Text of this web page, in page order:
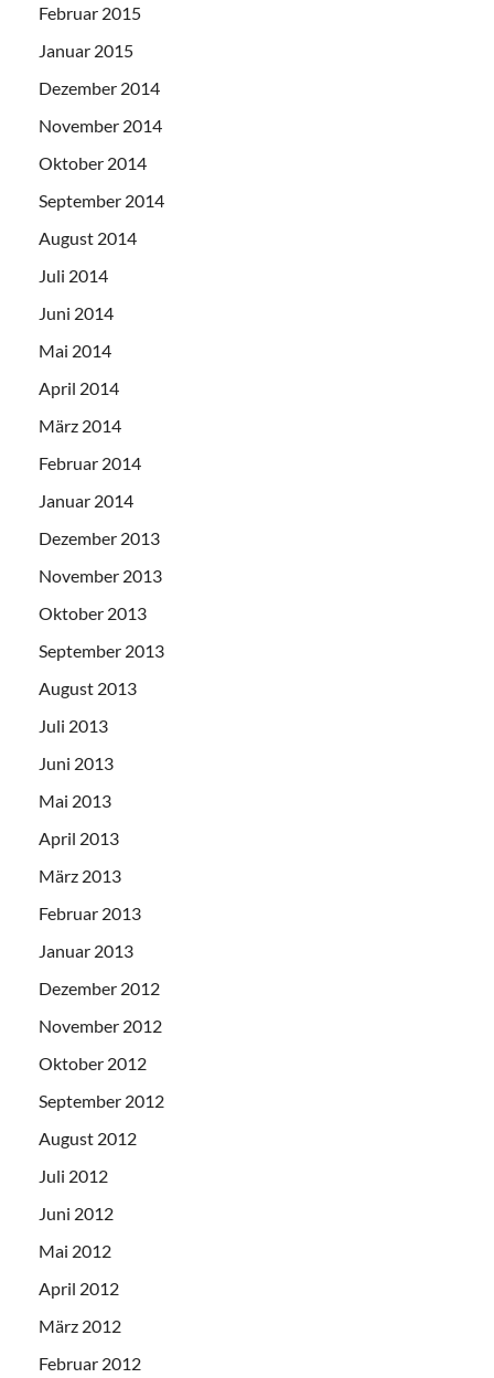
Februar 2015
Januar 2015
Dezember 2014
November 2014
Oktober 2014
September 2014
August 2014
Juli 2014
Juni 2014
Mai 2014
April 2014
März 2014
Februar 2014
Januar 2014
Dezember 2013
November 2013
Oktober 2013
September 2013
August 2013
Juli 2013
Juni 2013
Mai 2013
April 2013
März 2013
Februar 2013
Januar 2013
Dezember 2012
November 2012
Oktober 2012
September 2012
August 2012
Juli 2012
Juni 2012
Mai 2012
April 2012
März 2012
Februar 2012